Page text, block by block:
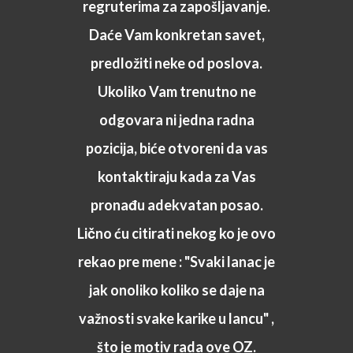
regruterima za zapošljavanje.
Daće Vam konkretan savet,
predložiti neke od poslova.
Ukoliko Vam trenutno ne
odgovara ni jedna radna
pozicija, biće otvoreni da vas
kontaktiraju kada za Vas
pronađu adekvatan posao.
Lično ću citirati nekog ko je ovo
rekao pre mene : "Svaki lanac je
jak onoliko koliko se daje na
važnosti svake karike u lancu" ,
što je motiv rada ove OZ.